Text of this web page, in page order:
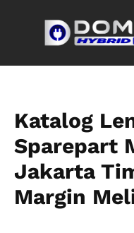
Katalog
Sparepart
Jakarta
Margin